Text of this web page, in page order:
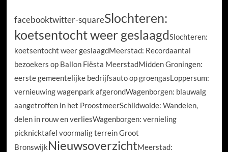
facebooktwitter-squareSlochteren:
koetsentocht weer geslaagdSlochteren:
koetsentocht weer geslaagdMeerstad: Recordaantal
bezoekers op Ballon Fiësta MeerstadMidden Groningen:
eerste gemeentelijke bedrijfsauto op groengasLoppersum:
vernieuwing wagenpark afgerondWagenborgen: blauwalg
aangetroffen in het ProostmeerSchildwolde: Wandelen,
delen in rouw en verliesWagenborgen: vernieling
picknicktafel voormalig terrein Groot
BronswijkNieuwsoverzichtMeerstad: